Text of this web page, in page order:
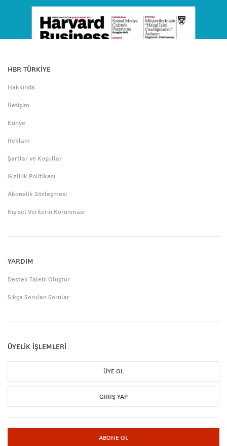
HBR TÜRKİYE
Hakkında
İletişim
Künye
Reklam
Şartlar ve Koşullar
Gizlilik Politikası
Abonelik Sözleşmesi
Kişisel Verilerin Korunması
YARDIM
Destek Talebi Oluştur
Sıkça Sorulan Sorular
ÜYELİK İŞLEMLERİ
ÜYE OL
GIRIŞ YAP
ABONE OL